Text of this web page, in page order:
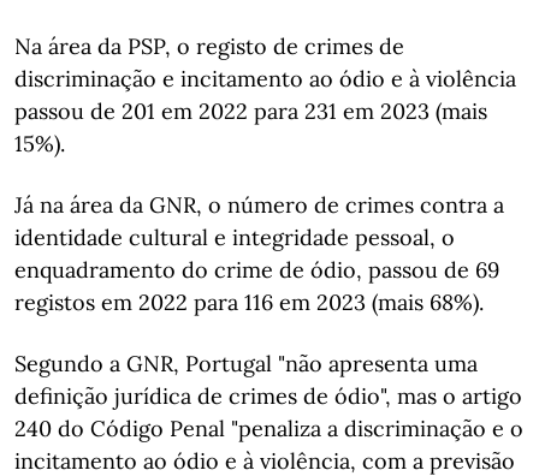
Na área da PSP, o registo de crimes de
discriminação e incitamento ao ódio e à violência
passou de 201 em 2022 para 231 em 2023 (mais
15%).
Já na área da GNR, o número de crimes contra a
identidade cultural e integridade pessoal, o
enquadramento do crime de ódio, passou de 69
registos em 2022 para 116 em 2023 (mais 68%).
Segundo a GNR, Portugal "não apresenta uma
definição jurídica de crimes de ódio", mas o artigo
240 do Código Penal "penaliza a discriminação e o
incitamento ao ódio e à violência, com a previsão